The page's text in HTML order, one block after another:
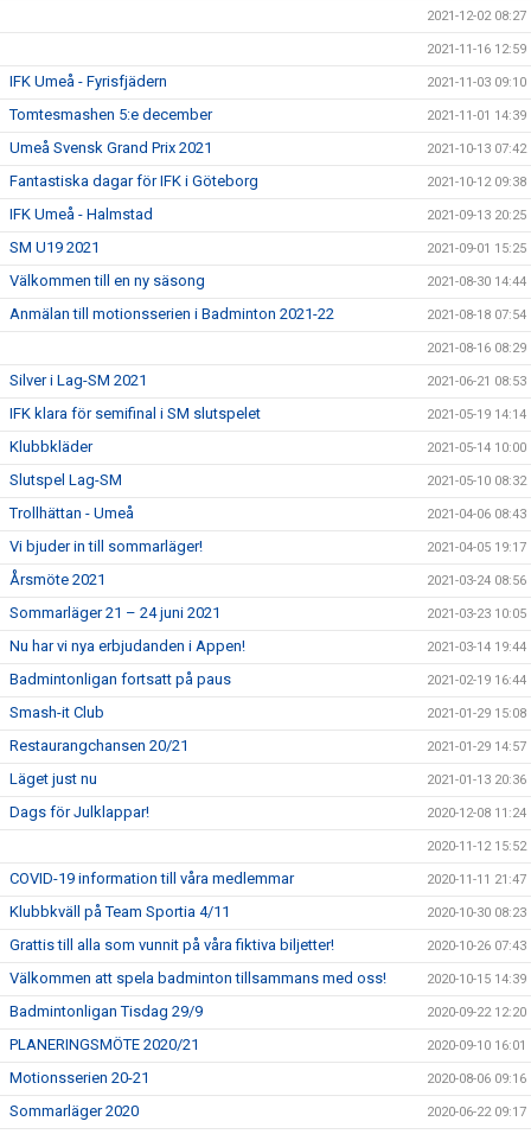
2021-12-02 08:27
2021-11-16 12:59
IFK Umeå - Fyrisfjädern 2021-11-03 09:10
Tomtesmashen 5:e december 2021-11-01 14:39
Umeå Svensk Grand Prix 2021 2021-10-13 07:42
Fantastiska dagar för IFK i Göteborg 2021-10-12 09:38
IFK Umeå - Halmstad 2021-09-13 20:25
SM U19 2021 2021-09-01 15:25
Välkommen till en ny säsong 2021-08-30 14:44
Anmälan till motionsserien i Badminton 2021-22 2021-08-18 07:54
2021-08-16 08:29
Silver i Lag-SM 2021 2021-06-21 08:53
IFK klara för semifinal i SM slutspelet 2021-05-19 14:14
Klubbkläder 2021-05-14 10:00
Slutspel Lag-SM 2021-05-10 08:32
Trollhättan - Umeå 2021-04-06 08:43
Vi bjuder in till sommarläger! 2021-04-05 19:17
Årsmöte 2021 2021-03-24 08:56
Sommarläger 21 – 24 juni 2021 2021-03-23 10:05
Nu har vi nya erbjudanden i Appen! 2021-03-14 19:44
Badmintonligan fortsatt på paus 2021-02-19 16:44
Smash-it Club 2021-01-29 15:08
Restaurangchansen 20/21 2021-01-29 14:57
Läget just nu 2021-01-13 20:36
Dags för Julklappar! 2020-12-08 11:24
2020-11-12 15:52
COVID-19 information till våra medlemmar 2020-11-11 21:47
Klubbkväll på Team Sportia 4/11 2020-10-30 08:23
Grattis till alla som vunnit på våra fiktiva biljetter! 2020-10-26 07:43
Välkommen att spela badminton tillsammans med oss! 2020-10-15 14:39
Badmintonligan Tisdag 29/9 2020-09-22 12:20
PLANERINGSMÖTE 2020/21 2020-09-10 16:01
Motionsserien 20-21 2020-08-06 09:16
Sommarläger 2020 2020-06-22 09:17